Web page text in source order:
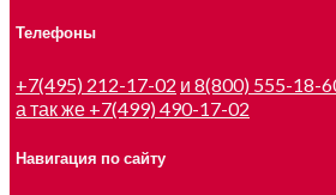
Телефоны
+7(495) 212-17-02 и 8(800) 555-18-
а так же +7(499) 490-17-02
Навигация по сайту